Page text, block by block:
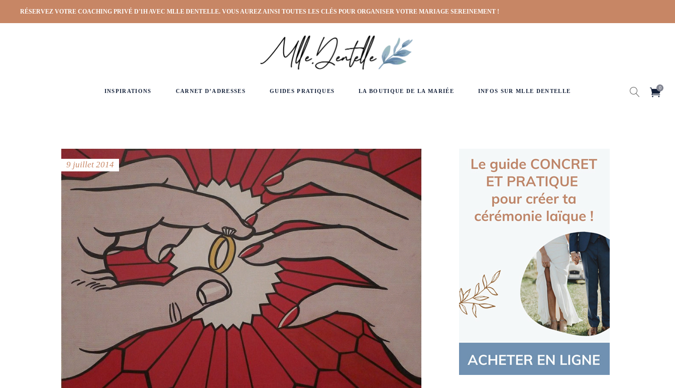
RÉSERVEZ VOTRE COACHING PRIVÉ D'1H AVEC MLLE DENTELLE. VOUS AUREZ AINSI TOUTES LES CLÉS POUR ORGANISER VOTRE MARIAGE SEREINEMENT !
INSPIRATIONS CARNET D’ADRESSES GUIDES PRATIQUES LA BOUTIQUE DE LA MARIÉE INFOS SUR MLLE DENTELLE
0
9 juillet 2014